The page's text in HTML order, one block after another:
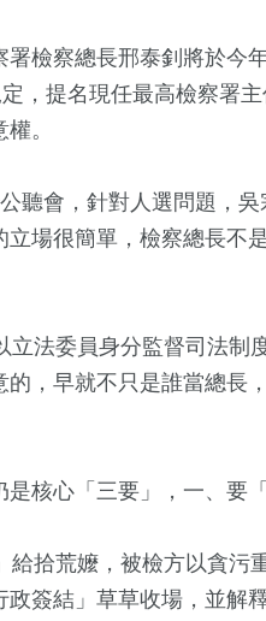
署檢察總長邢泰釗將於今
，提名現任最高檢察署
。
聽會，針對人選問題，
場很簡單，檢察總長不
法委員身分監督司法制
，早就不只是誰當總長
核心「三要」，一、要
拾荒嬤，被檢方以貪污
簽結」草草收場，並解
健康